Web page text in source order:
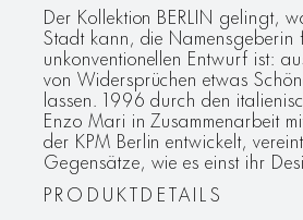
Der Kollektion BERLIN gelingt,
Stadt kann, die Namensgeberin
unkonventionellen Entwurf ist:
von Widersprüchen etwas
lassen. 1996 durch den
Enzo Mari in Zusammenarbeit
der KPM Berlin entwickelt,
Gegensätze, wie es einst ihr
PRODUKTDETAILS